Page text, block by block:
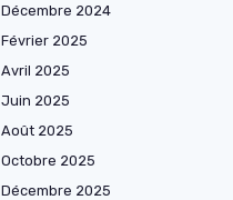
Décembre 2024
Février 2025
Avril 2025
Juin 2025
Août 2025
Octobre 2025
Décembre 2025